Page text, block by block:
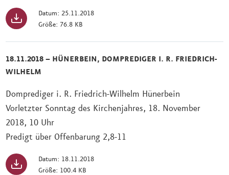
Datum: 25.11.2018
Größe: 76.8 KB
18.11.2018 – HÜNERBEIN, DOMPREDIGER I. R. FRIEDRICH-
WILHELM
Domprediger i. R. Friedrich-Wilhelm Hünerbein
Vorletzter Sonntag des Kirchenjahres, 18. November
2018, 10 Uhr
Predigt über Offenbarung 2,8-11
Datum: 18.11.2018
Größe: 100.4 KB